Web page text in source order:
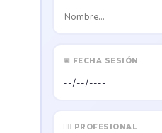
📅 FECHA SESIÓN
👩‍⚕️ PROFESIONAL